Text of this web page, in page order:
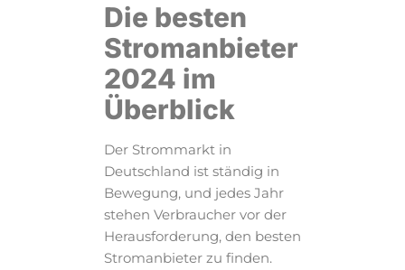
Die besten
Stromanbieter
2024 im
Überblick
Der Strommarkt in
Deutschland ist ständig in
Bewegung, und jedes Jahr
stehen Verbraucher vor der
Herausforderung, den besten
Stromanbieter zu finden.